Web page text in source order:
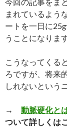
まれているよう
ートを一日に
うことになります
こうなってくる
ろですが、将来
しれないという
→ 動脈硬化と
ついて詳しくは